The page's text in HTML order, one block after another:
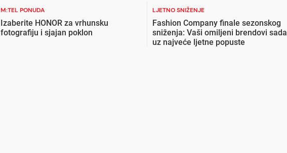
M:TEL PONUDA
Izaberite HONOR za vrhunsku
fotografiju i sjajan poklon
LJETNO SNIŽENJE
Fashion Company finale sezonskog
sniženja: Vaši omiljeni brendovi sada
uz najveće ljetne popuste